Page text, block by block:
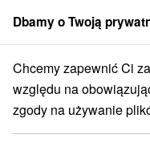
członek grupySorger
Žilinský kraj
Park
Dbamy o Twoją
Chcemy zapewnić Ci
względu na
zgody na używanie